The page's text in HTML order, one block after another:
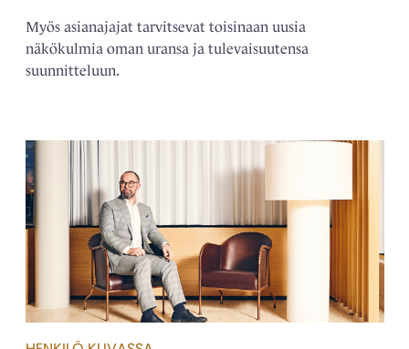
Myös asianajajat tarvitsevat toisinaan uusia
näkökulmia oman uransa ja tulevaisuutensa
suunnitteluun.